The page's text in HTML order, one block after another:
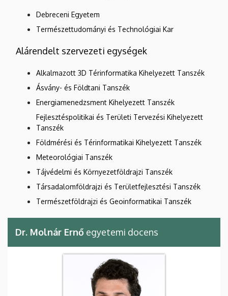
Debreceni Egyetem
Természettudományi és Technológiai Kar
Alárendelt szervezeti egységek
Alkalmazott 3D Térinformatika Kihelyezett Tanszék
Ásvány- és Földtani Tanszék
Energiamenedzsment Kihelyezett Tanszék
Fejlesztéspolitikai és Területi Tervezési Kihelyezett
Tanszék
Földmérési és Térinformatikai Kihelyezett Tanszék
Meteorológiai Tanszék
Tájvédelmi és Környezetföldrajzi Tanszék
Társadalomföldrajzi és Területfejlesztési Tanszék
Természetföldrajzi és Geoinformatikai Tanszék
Dr. Molnár Ernő egyetemi docens